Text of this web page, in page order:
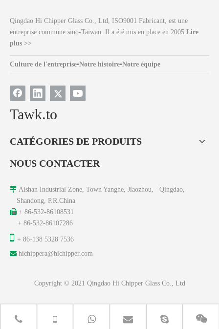
Qingdao Hi Chipper Glass Co., Ltd, ISO9001 Fabricant, est une
entreprise commune sino-Taiwan. Il a été mis en place en 2005.Lire
plus >>
Culture de l'entreprise▪Notre histoire▪Notre équipe
Tawk.to
CATÉGORIES DE PRODUITS
NOUS CONTACTER
 Aishan Industrial Zone, Town Yanghe, Jiaozhou, Qingdao,
Shandong, P.R.China
 + 86-532-86108531
+ 86-532-86107286
 + 86-138 5328 7536
 hichippera@hichipper.com
Copyright © 2021 Qingdao Hi Chipper Glass Co., Ltd